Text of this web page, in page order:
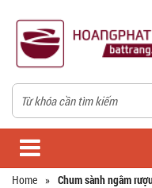
Home » Chum sành ngâm